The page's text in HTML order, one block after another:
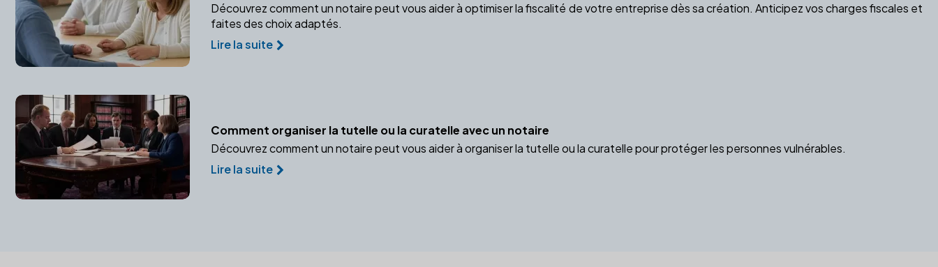
Découvrez comment un notaire peut vous aider à optimiser la fiscalité de votre entreprise dès sa création. Anticipez vos charges fiscales et
faites des choix adaptés.
Lire la suite
Comment organiser la tutelle ou la curatelle avec un notaire
Découvrez comment un notaire peut vous aider à organiser la tutelle ou la curatelle pour protéger les personnes vulnérables.
Lire la suite